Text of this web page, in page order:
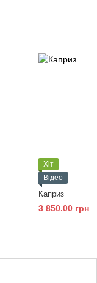
Хіт
Відео
Каприз
3 850.00 грн